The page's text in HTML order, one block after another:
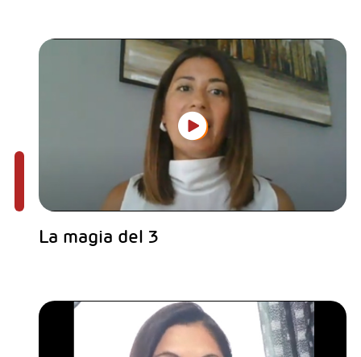
La magia del 3